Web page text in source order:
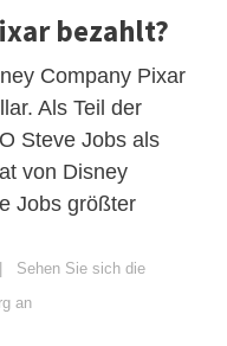
bezahlt?
Company Pixar
Als Teil der
Steve Jobs als
von Disney
Jobs größter
Sehen Sie sich die
an